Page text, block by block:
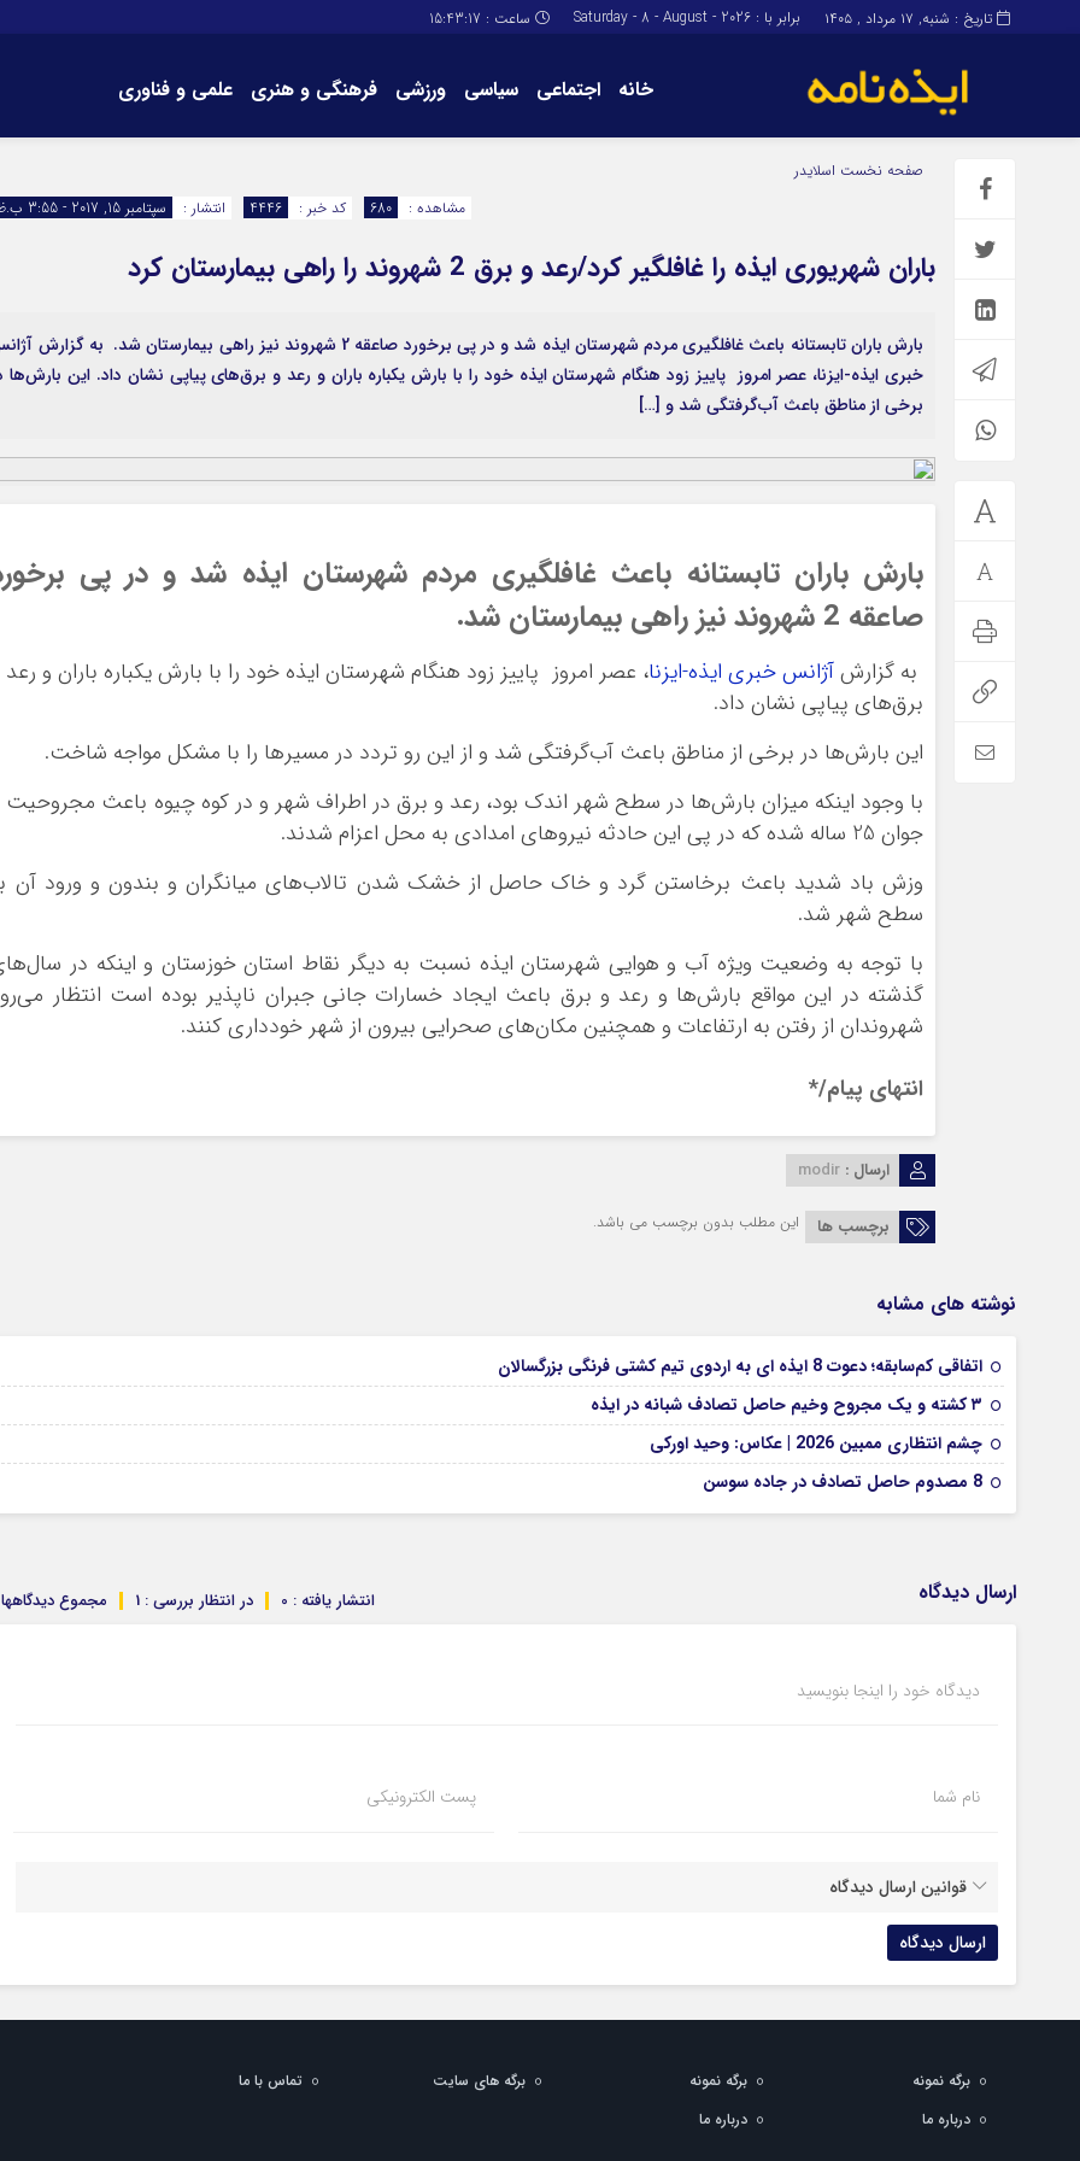
تاریخ : شنبه, ۱۷ مرداد , ۱۴۰۵ برابر با : Saturday - 8 - August - 2026 ساعت : 15:43:17
خانه اجتماعی سیاسی ورزشی فرهنگی و هنری علمی و فناوری
برگه نمونهصفحه نخست اسلایدر
انتشار :
سپتامبر 15, 2017 - 3:55 ب.ظ کد خبر : 4446 مشاهده : 680
باران شهریوری ایذه را غافلگیر کرد/رعد و برق 2 شهروند را راهی بیمارستان کرد
بارش باران تابستانه باعث غافلگیری مردم شهرستان ایذه شد و در پی برخورد صاعقه 2 شهروند نیز راهی بیمارستان شد. به گزارش
خبری ایذه-ایزنا، عصر امروز پاییز زود هنگام شهرستان ایذه خود را با بارش یکباره باران و رعد و برق‌های پیاپی نشان داد. این بارش‌ها
برخی از مناطق باعث آب‌گرفتگی شد و […]
بارش باران تابستانه باعث غافلگیری مردم شهرستان ایذه شد و در پی
صاعقه 2 شهروند نیز راهی بیمارستان شد.
به گزارشآژانس خبری ایذه-ایزنا، عصر امروز پاییز زود هنگام شهرستان ایذه خود را با بارش یکباره باران و
برق‌های پیاپی نشان داد.
این بارش‌ها در برخی از مناطق باعث آب‌گرفتگی شد و از این رو تردد در مسیرها را با مشکل مواجه شاخت.
جوان 25 ساله شده که در پی این حادثه نیروهای امدادی به محل اعزام شدند.
وزش باد شدید باعث برخاستن گرد و خاک حاصل از خشک شدن تالاب‌های میانگران و بندون و ورود آن
سطح شهر شد.
با توجه به وضعیت ویژه آب و هوایی شهرستان ایذه نسبت به دیگر نقاط استان خوزستان و اینکه در
گذشته در این مواقع بارش‌ها و رعد و برق باعث ایجاد خسارات جانی جبران ناپذیر بوده است انتظار
شهروندان از رفتن به ارتفاعات و همچنین مکان‌های صحرایی بیرون از شهر خودداری کنند.
انتهای پیام/*
ارسال : modir
برچسب ها این مطلب بدون برچسب می باشد.
نوشته های مشابه
اتفاقی کم‌سابقه؛ دعوت 8 ایذه ای به اردوی تیم کشتی فرنگی بزرگسالان
۳ کشته و یک مجروح وخیم حاصل تصادف شبانه در ایذه
چشم انتظاری ممبین 2026 | عکاس: وحید اورکی
8 مصدوم حاصل تصادف در جاده سوسن
ارسال دیدگاه مجموع دیدگاهها در انتظار بررسی : 1 انتشار یافته : 0
دیدگاه خود را اینجا بنویسید
نام شما پست الکترونیکی
قوانین ارسال دیدگاه
برگه نمونه برگه نمونه برگه های سایت
تماس با ما
درباره ما
درباره ما